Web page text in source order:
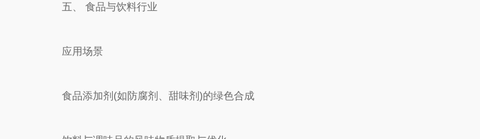
五、 食品与饮料行业
应用场景
食品添加剂(如防腐剂、甜味剂)的绿色合成